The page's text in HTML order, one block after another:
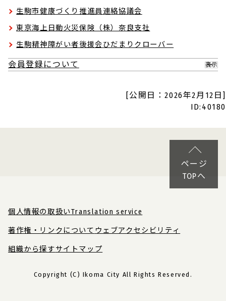
生駒市健康づくり推進員連絡協議会
東京海上日動火災保険（株）奈良支社
生駒精神障がい者後援会ひだまりクローバー
会員登録について 表示
[公開日：2026年2月12日]
ID:40180
ページ
TOPへ
個人情報の取扱いTranslation service
著作権・リンクについて ウェブアクセシビリティ
組織から探すサイトマップ
Copyright (C) Ikoma City All Rights Reserved.